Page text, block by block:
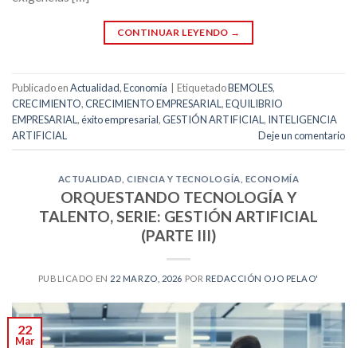
CONTINUAR LEYENDO →
Publicado enActualidad,Economía EtiquetadoBEMOLES,
CRECIMIENTO,CRECIMIENTO EMPRESARIAL ,EQUILIBRIO
EMPRESARIAL ,éxito empresarial,GESTIÓN ARTIFICIAL , INTELIGENCIA
ARTIFICIAL
Deje un comentario
ACTUALIDAD ,CIENCIA Y TECNOLOGÍA ECONOMÍA
ORQUESTANDO TECNOLOGÍA Y
TALENTO, SERIE: GESTIÓN ARTIFICIAL
(PARTE III)
PUBLICADO EN 22 MARZO, 2026 POR REDACCIÓN OJO PELAO'
22
Mar